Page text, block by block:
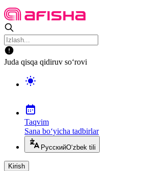
Juda qisqa qidiruv so‘rovi
Taqvim
Sana bo‘yicha tadbirlar
РусскийO‘zbek tili
Kirish